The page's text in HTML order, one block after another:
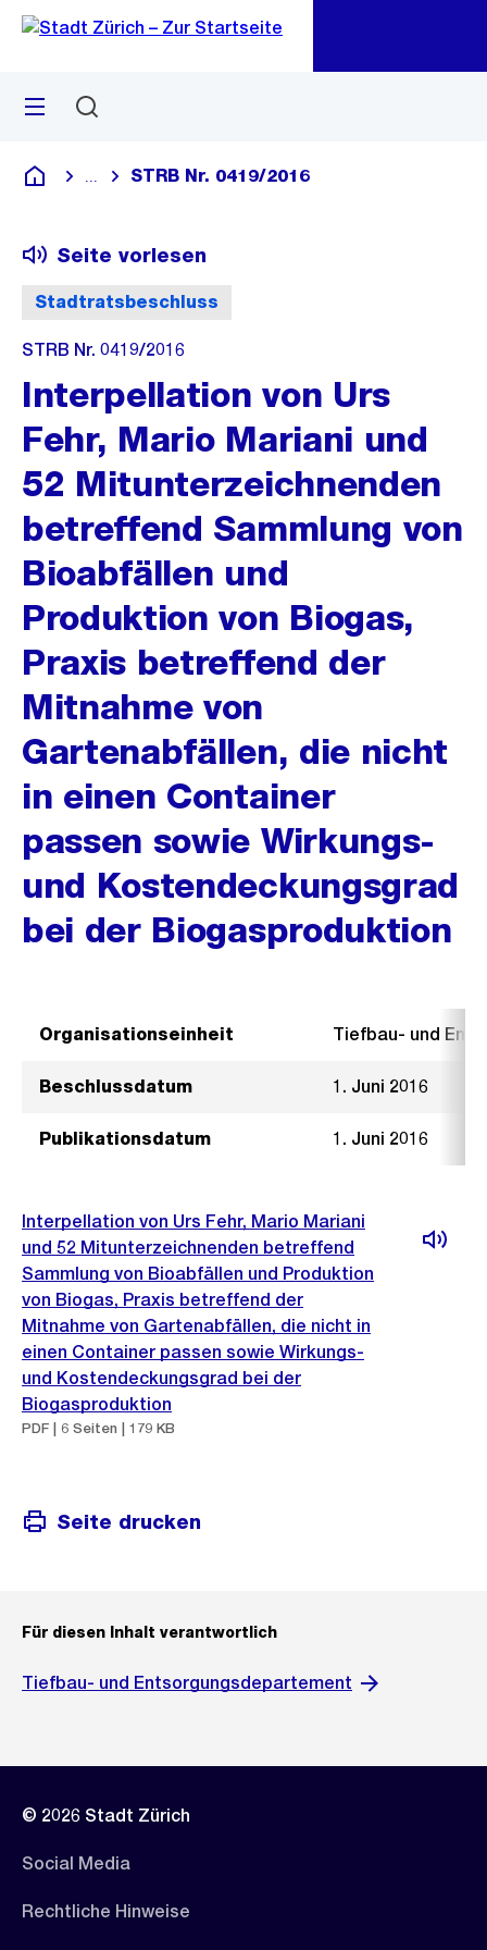
Navigation
Sprunglink
Menü
Deutsch
Blende alle Breadcrumbs ein
STRB Nr. 0419/2016
Stadtratsbeschluss
Seite vorlesen
STRB Nr. 0419/2016
Interpellation von Urs
Fehr, Mario Mariani und
52 Mitunterzeichnenden
betreffend Sammlung von
Bioabfällen und
Produktion von Biogas,
Praxis betreffend der
Mitnahme von
Gartenabfällen, die nicht
in einen Container
passen sowie Wirkungs-
und Kostendeckungsgrad
bei der Biogasproduktion
Organisationseinheit Tiefbau- und
Beschlussdatum 1. Juni 2016
Publikationsdatum 1. Juni 2016
Interpellation von Urs Fehr, Mario Mariani
und 52 Mitunterzeichnenden betreffend
Sammlung von Bioabfällen und Produktion
von Biogas, Praxis betreffend der
Mitnahme von Gartenabfällen, die nicht in
einen Container passen sowie Wirkungs-
und Kostendeckungsgrad bei der
Biogasproduktion
PDF | 6 Seiten | 179 KB
Seite drucken
Für diesen Inhalt verantwortlich
Tiefbau- und Entsorgungsdepartement
© 2026 Stadt Zürich
Social Media
Rechtliche Hinweise